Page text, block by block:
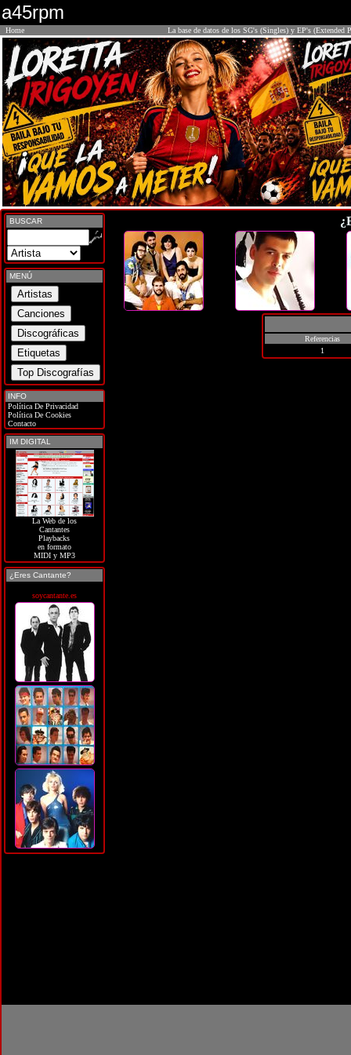
a45rpm
Home La base de datos de los SG's (Singles) y EP's (Extended
BUSCAR
MENÚ
INFO
Política De Privacidad
Política De Cookies
Contacto
IM DIGITAL
La Web de los
Cantantes
Playbacks
en formato
MIDI y MP3
¿Eres Cantante?
soycantante.es
Referencias
1